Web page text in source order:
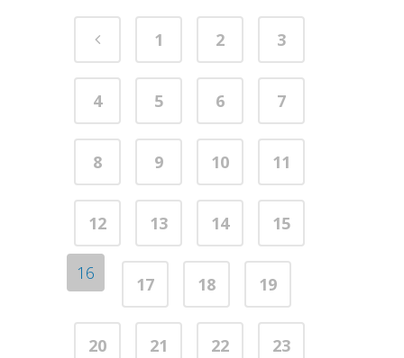
1 2 3
4 5 6 7
8 9 10 11
12 13 14 15
16
17 18 19
20 21 22 23